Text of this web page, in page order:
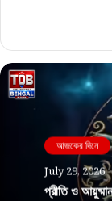
আজকের দিনে
July 29, 2026
প্রীতি ও